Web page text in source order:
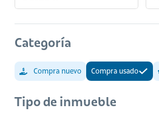
Categoría
Compra nuevo Compra usado
Tipo de inmueble